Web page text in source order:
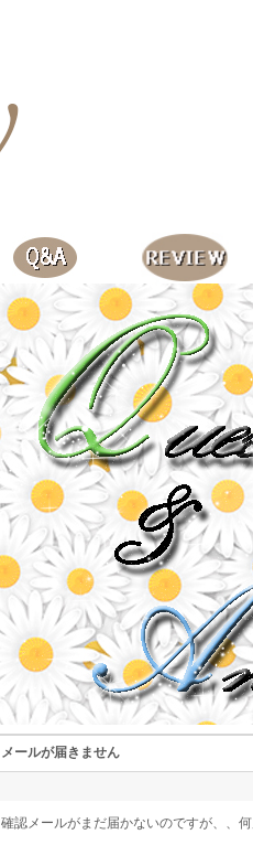
メールが届きません
確認メールがまだ届かないのですが、、